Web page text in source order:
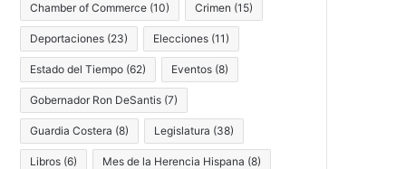
Chamber of Commerce (10) Crimen (15)
Deportaciones (23) Elecciones (11)
Estado del Tiempo (62) Eventos (8)
Gobernador Ron DeSantis (7)
Guardia Costera (8) Legislatura (38)
Libros (6) Mes de la Herencia Hispana (8)